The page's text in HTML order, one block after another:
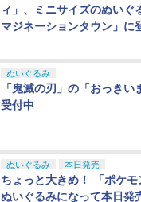
ィ」、ミニサイズのぬいぐ
マジネーションタウン」に
ぬいぐるみ
「鬼滅の刃」の「おっき
受付中
ぬいぐるみ 本日発売
ちょっと大きめ！ 「ポケ
ぬいぐるみになって本日発